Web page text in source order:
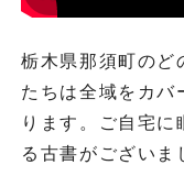
栃木県那須町のど
たちは全域をカバ
ります。ご自宅に
る古書がございま